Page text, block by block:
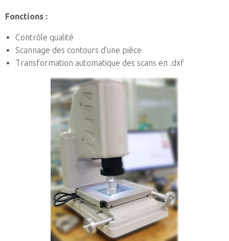
Fonctions :
Contrôle qualité
Scannage des contours d'une pièce
Transformation automatique des scans en .dxf